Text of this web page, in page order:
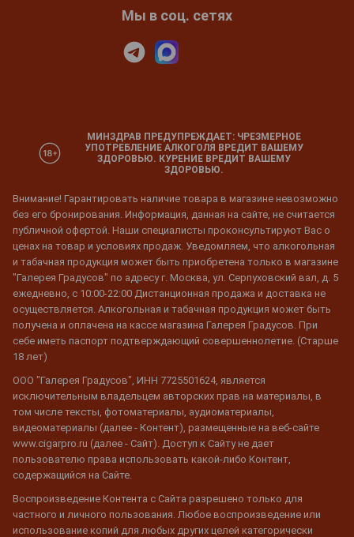
Мы в соц. сетях
МИНЗДРАВ ПРЕДУПРЕЖДАЕТ: ЧРЕЗМЕРНОЕ
УПОТРЕБЛЕНИЕ АЛКОГОЛЯ ВРЕДИТ ВАШЕМУ
ЗДОРОВЬЮ. КУРЕНИЕ ВРЕДИТ ВАШЕМУ
ЗДОРОВЬЮ.
Внимание! Гарантировать наличие товара в магазине невозможно
без его бронирования. Информация, данная на сайте, не считается
публичной офертой. Наши специалисты проконсультируют Вас о
ценах на товар и условиях продаж. Уведомляем, что алкогольная
и табачная продукция может быть приобретена только в магазине
"Галерея Градусов" по адресу г. Москва, ул. Серпуховский вал, д. 5
ежедневно, с 10:00-22:00 Дистанционная продажа и доставка не
осуществляется. Алкогольная и табачная продукция может быть
получена и оплачена на кассе магазина Галерея Градусов. При
себе иметь паспорт подтверждающий совершеннолетие. (Старше
18 лет)
ООО "Галерея Градусов", ИНН 7725501624, является
исключительным владельцем авторских прав на материалы, в
том числе тексты, фотоматериалы, аудиоматериалы,
видеоматериалы (далее - Контент), размещенные на веб-сайте
www.cigarpro.ru (далее - Сайт). Доступ к Сайту не дает
пользователю права использовать какой-либо Контент,
содержащийся на Сайте.
Воспроизведение Контента с Сайта разрешено только для
частного и личного пользования. Любое воспроизведение или
использование копий для любых других целей категорически